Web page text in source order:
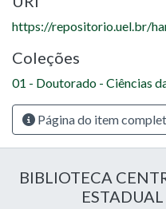
https://repositorio.uel.br/
Coleções
01 - Doutorado - Ciências
Página do item
BIBLIOTECA